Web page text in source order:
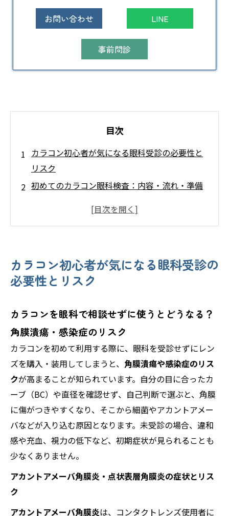
お問い合わせ LINE
事前問診
目次
カラコン初心者が気になる眼科受診の必要性と
リスク
初めてのカラコン眼科検査：内容・流れ・準備
カラコンの種類別選び方：度なし・度ありの最
医院概要
カラコン初心者が気になる眼科受診の
必要性とリスク
カラコンを眼科で相談せずに使うとどうなる？
角膜潰瘍・感染症のリスク
カラコンを初めて利用する際に、眼科を受診せずにレン
ズを購入・装用してしまうと、 角膜潰瘍や感染症のリス
クが高まることが知られています。自分の目に合ったカ
ーブ（BC）や直径を確認せず、自己判断で選ぶと、角膜
に傷がつきやすくなり、そこから細菌やアカントアメー
バなどが入り込む原因となります。未受診の場合、違和
感や充血、視力の低下など、初期症状が見られることも
少なくありません。
アカントアメーバ角膜炎・点状表層角膜炎の症状とリス
ク
アカントアメーバ角膜炎は、コンタクトレンズ使用者に